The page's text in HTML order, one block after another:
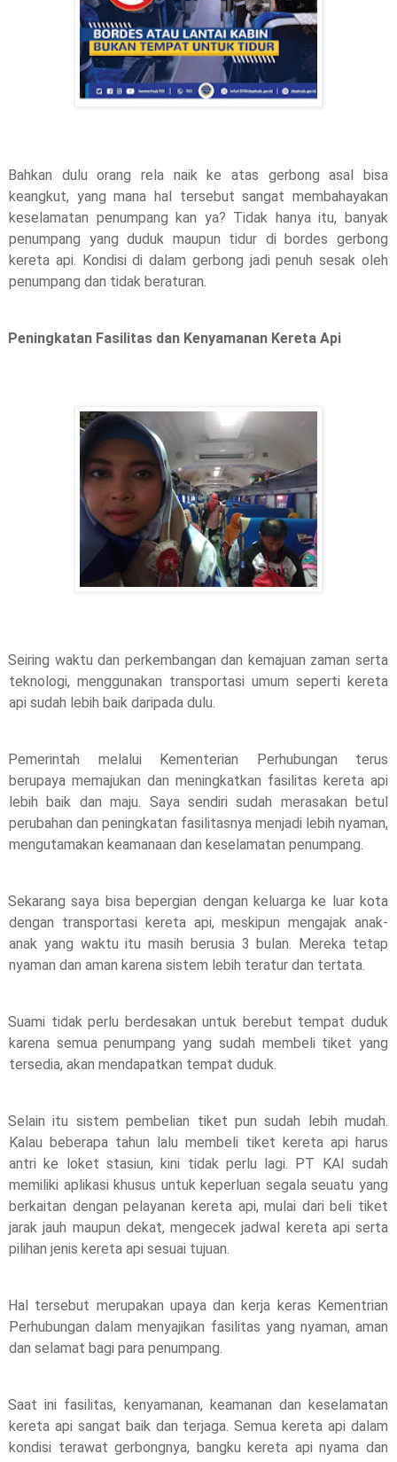
Bahkan dulu orang rela naik ke atas gerbong asal bisa
keangkut, yang mana hal tersebut sangat membahayakan
keselamatan penumpang kan ya? Tidak hanya itu, banyak
penumpang yang duduk maupun tidur di bordes gerbong
kereta api. Kondisi di dalam gerbong jadi penuh sesak oleh
penumpang dan tidak beraturan.
Peningkatan Fasilitas dan Kenyamanan Kereta Api
Seiring waktu dan perkembangan dan kemajuan zaman serta
teknologi, menggunakan transportasi umum seperti kereta
api sudah lebih baik daripada dulu.
Pemerintah melalui Kementerian Perhubungan terus
berupaya memajukan dan meningkatkan fasilitas kereta api
lebih baik dan maju. Saya sendiri sudah merasakan betul
perubahan dan peningkatan fasilitasnya menjadi lebih nyaman,
mengutamakan keamanaan dan keselamatan penumpang.
Sekarang saya bisa bepergian dengan keluarga ke luar kota
dengan transportasi kereta api, meskipun mengajak anak-
anak yang waktu itu masih berusia 3 bulan. Mereka tetap
nyaman dan aman karena sistem lebih teratur dan tertata.
Suami tidak perlu berdesakan untuk berebut tempat duduk
karena semua penumpang yang sudah membeli tiket yang
tersedia, akan mendapatkan tempat duduk.
Selain itu sistem pembelian tiket pun sudah lebih mudah.
Kalau beberapa tahun lalu membeli tiket kereta api harus
antri ke loket stasiun, kini tidak perlu lagi. PT KAI sudah
memiliki aplikasi khusus untuk keperluan segala seuatu yang
berkaitan dengan pelayanan kereta api, mulai dari beli tiket
jarak jauh maupun dekat, mengecek jadwal kereta api serta
pilihan jenis kereta api sesuai tujuan.
Hal tersebut merupakan upaya dan kerja keras Kementrian
Perhubungan dalam menyajikan fasilitas yang nyaman, aman
dan selamat bagi para penumpang.
Saat ini fasilitas, kenyamanan, keamanan dan keselamatan
kereta api sangat baik dan terjaga. Semua kereta api dalam
kondisi terawat gerbongnya, bangku kereta api nyama dan